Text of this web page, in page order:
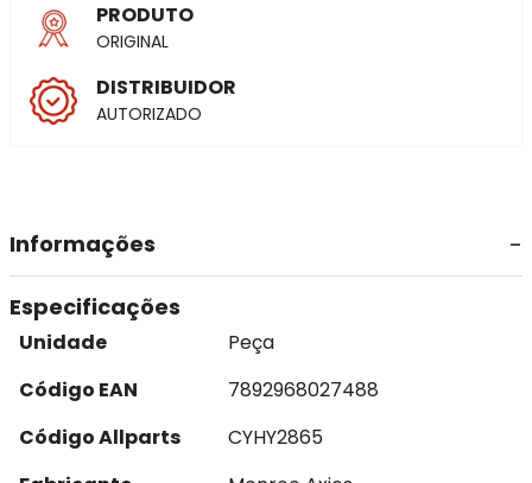
PRODUTO
ORIGINAL
DISTRIBUIDOR
AUTORIZADO
Informações
Especificações
Unidade
Peça
Código EAN
7892968027488
Código Allparts
CYHY2865